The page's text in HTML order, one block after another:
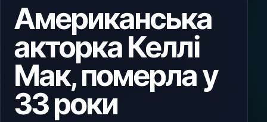
Американська
акторка Келлі
Мак, померла у
33 роки